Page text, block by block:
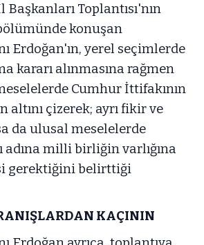
Toplantısı'nın
konuşan
Erdoğan'ın, yerel seçimlerde
kararı alınmasına rağmen
Cumhur İttifakının
altını çizerek; ayrı fikir ve
da ulusal meselelerde
adına milli birliğin varlığına
gerektiğini belirttiği
KAÇININ